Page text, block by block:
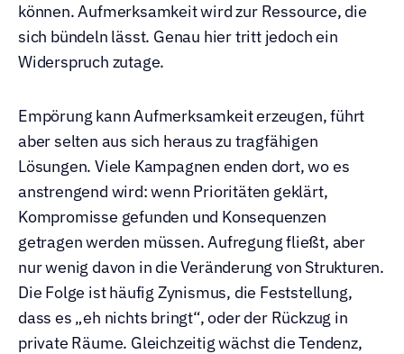
können. Aufmerksamkeit wird zur Ressource, die
sich bündeln lässt. Genau hier tritt jedoch ein
Widerspruch zutage.
Empörung kann Aufmerksamkeit erzeugen, führt
aber selten aus sich heraus zu tragfähigen
Lösungen. Viele Kampagnen enden dort, wo es
anstrengend wird: wenn Prioritäten geklärt,
Kompromisse gefunden und Konsequenzen
getragen werden müssen. Aufregung fließt, aber
nur wenig davon in die Veränderung von Strukturen.
Die Folge ist häufig Zynismus, die Feststellung,
dass es „eh nichts bringt“, oder der Rückzug in
private Räume. Gleichzeitig wächst die Tendenz,